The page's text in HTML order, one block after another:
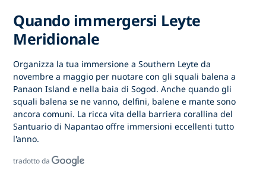
Quando immergersi Leyte
Meridionale
Organizza la tua immersione a Southern Leyte da
novembre a maggio per nuotare con gli squali balena a
Panaon Island e nella baia di Sogod. Anche quando gli
squali balena se ne vanno, delfini, balene e mante sono
ancora comuni. La ricca vita della barriera corallina del
Santuario di Napantao offre immersioni eccellenti tutto
l'anno.
tradotto da